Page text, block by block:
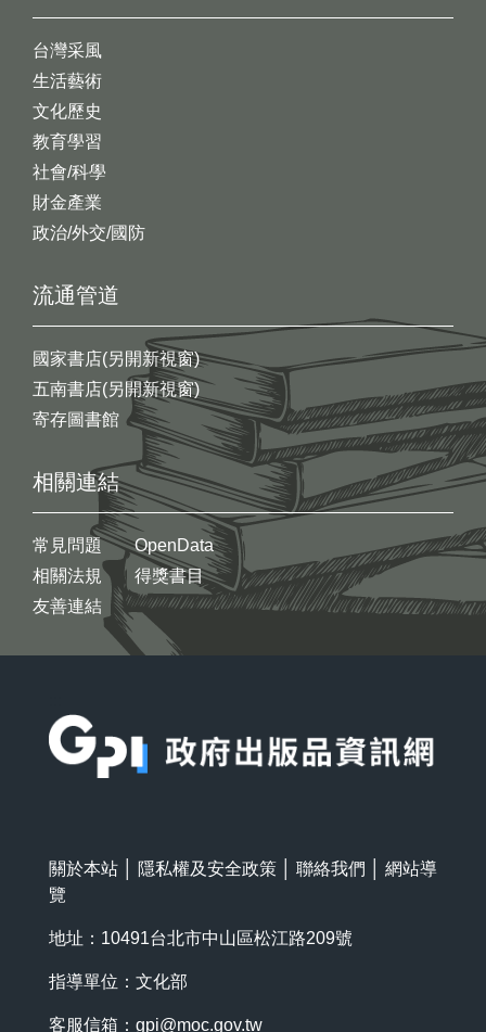
台灣采風
生活藝術
文化歷史
教育學習
社會/科學
財金產業
政治/外交/國防
流通管道
國家書店(另開新視窗)
五南書店(另開新視窗)
寄存圖書館
相關連結
常見問題
相關法規
友善連結
OpenData
得獎書目
關於本站 隱私權及安全政策 聯絡我們
網站導
覽
地址：10491台北市中山區松江路209號
指導單位：文化部
客服信箱： gpi@moc.gov.tw